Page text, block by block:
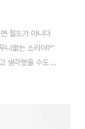
절도가 아니다
니없는 소리야?”
생각했을 수도 있
슬로건이다. 세금
와 더불어 정